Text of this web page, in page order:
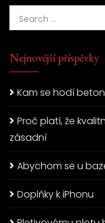
Nejnovější příspěvky
Kam se hodí
Proč platí, že
zásadní
Abychom se u
Doplňky k iPhonu